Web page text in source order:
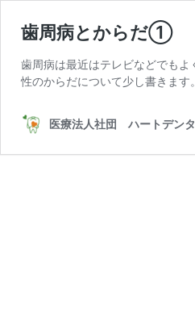
歯周病とからだ①
歯周病は最近はテレビなどでも
性のからだについて少し書きま
医療法人社団 ハートデン